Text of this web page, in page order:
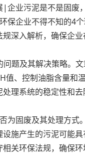
业污泥是不是固废
企业不得不知的4
深入解析，确保企业
题及其解决策略。
、控制油脂含量和
理系统的稳定性和去
固废及其处理方式
施产生的污泥可能
关环保法规，确保环